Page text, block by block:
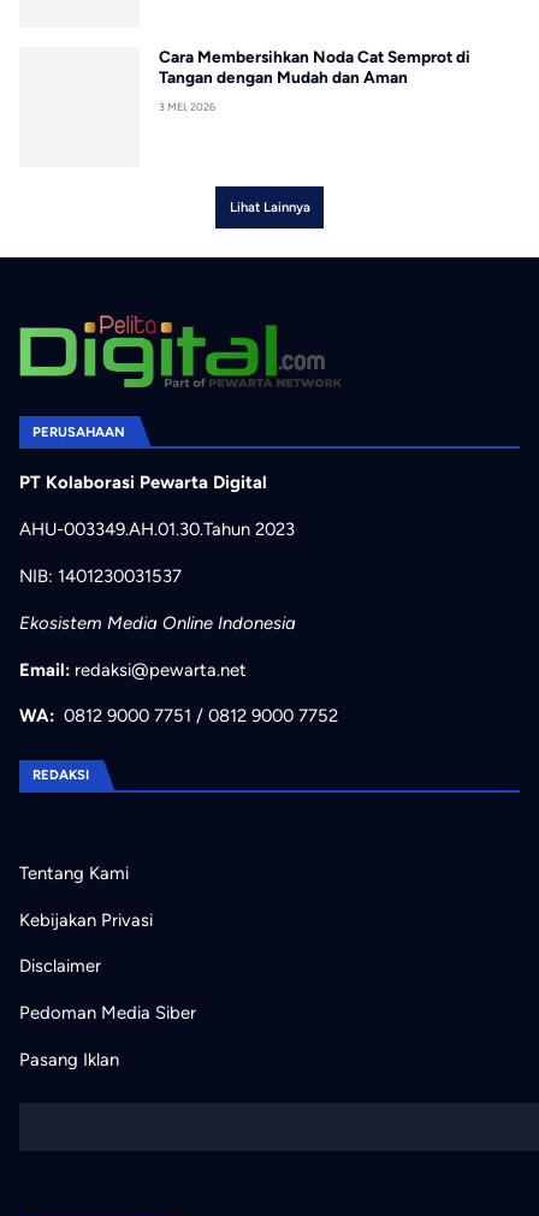
Cara Membersihkan Noda Cat Semprot di
Tangan dengan Mudah dan Aman
3 MEI, 2026
Lihat Lainnya
PERUSAHAAN
PT Kolaborasi Pewarta Digital
AHU-003349.AH.01.30.Tahun 2023
NIB: 1401230031537
Ekosistem Media Online Indonesia
Email: redaksi@pewarta.net
WA: 0812 9000 7751 / 0812 9000 7752
REDAKSI
Tentang Kami
Kebijakan Privasi
Disclaimer
Pedoman Media Siber
Pasang Iklan